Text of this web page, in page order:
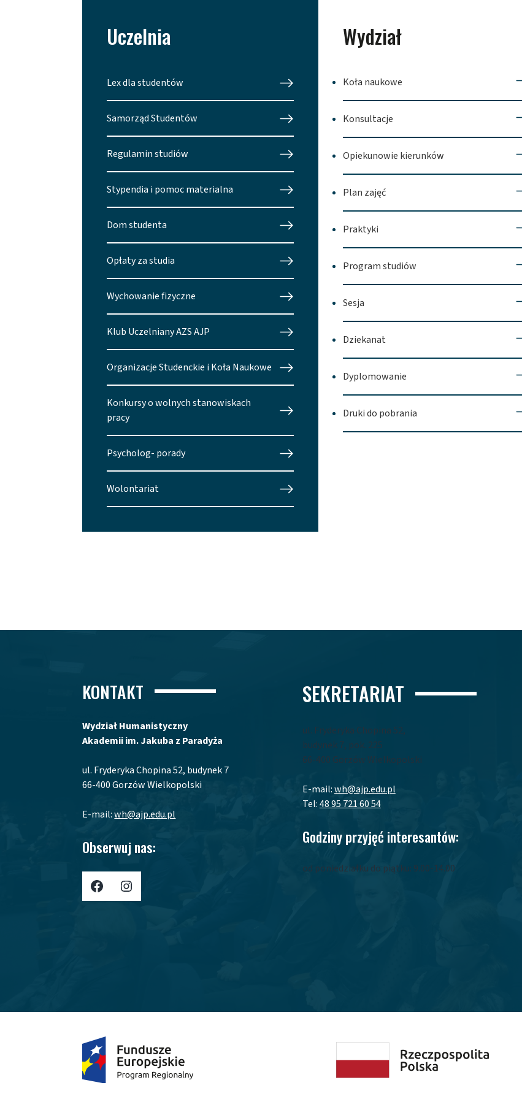
Uczelnia
Lex dla studentów
Samorząd Studentów
Regulamin studiów
Stypendia i pomoc materialna
Dom studenta
Opłaty za studia
Wychowanie fizyczne
Klub Uczelniany AZS AJP
Organizacje Studenckie i Koła Naukowe
Konkursy o wolnych stanowiskach
pracy
Psycholog- porady
Wolontariat
Wydział
Koła naukowe
Konsultacje
Opiekunowie kierunków
Plan zajęć
Praktyki
Program studiów
Sesja
Dziekanat
Dyplomowanie
Druki do pobrania
KONTAKT
Wydział Humanistyczny
Akademii im. Jakuba z Paradyża
ul. Fryderyka Chopina 52, budynek 7
66-400 Gorzów Wielkopolski
E-mail:wh@ajp.edu.pl
Obserwuj nas:
Profil AJP w Portalu Facebook Profil AJP w portalu Instagram
SEKRETARIAT
ul. Fryderyka Chopina 52,
budynek 7, pok. 225
66-400 Gorzów Wielkopolski
E-mail:wh@ajp.edu.pl
Tel:48 95 721 60 54
Godziny przyjęć interesantów:
od poniedziałku do piątku: 9.00-14.00